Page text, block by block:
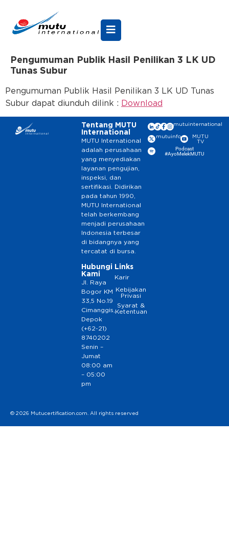
Pengumuman Publik Hasil Penilikan 3 LK UD
Tunas Subur
Pengumuman Publik Hasil Penilikan 3 LK UD Tunas
Subur dapat diunduh dilink : Download
Tentang MUTU
International
MUTU International
adalah perusahaan
yang menyediakan
layanan pengujian,
inspeksi, dan
sertifikasi. Didirikan
pada tahun 1990,
MUTU International
telah berkembang
menjadi perusahaan
Indonesia terbesar
di bidangnya yang
tercatat di bursa.
Hubungi
Kami
Jl. Raya
Bogor KM
33,5 No.19
Cimanggis,
Depok
(+62-21)
8740202
Senin –
Jumat
08:00 am
– 05:00
pm
Links
Karir
Kebijakan
Privasi
Syarat &
Ketentuan
mutuinternational
mutuinfo
MUTU
TV
Podcast
#AyoMelekMUTU
© 2026 Mutucertification.com. All rights reserved